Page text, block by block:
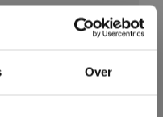
Over
vrijblijvende
deze vloer:
AAN
maakt